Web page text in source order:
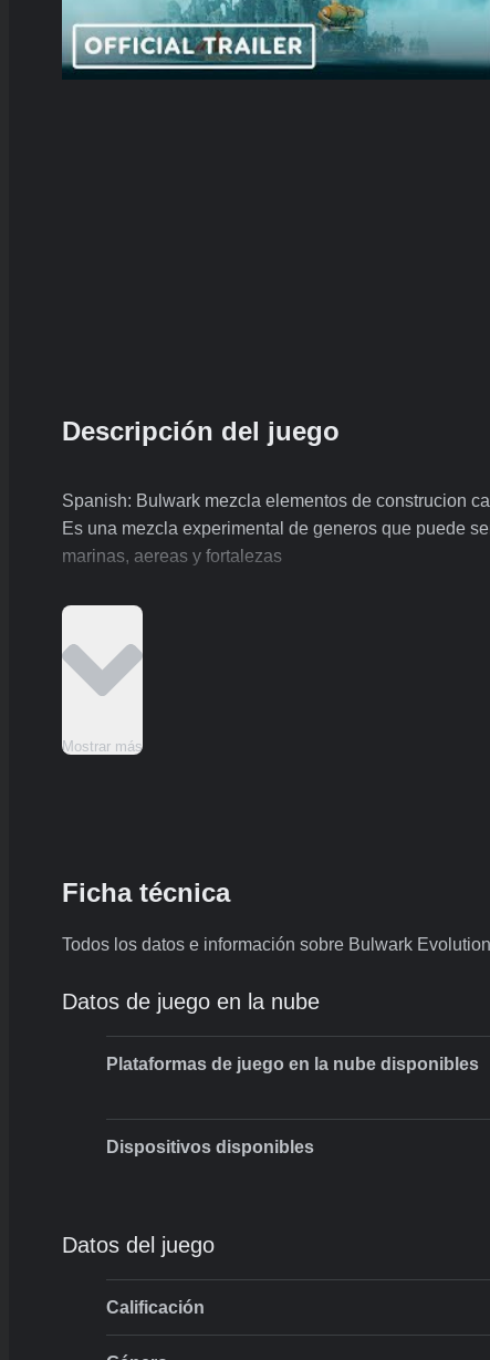
Descripción del juego
Spanish: Bulwark mezcla elementos de construcion
Es una mezcla experimental de generos que puede
marinas, aereas y fortalezas
Mostrar más
Ficha técnica
Todos los datos e información sobre Bulwark
Datos de juego en la nube
Plataformas de juego en la nube disponibles
Dispositivos disponibles
Datos del juego
Calificación